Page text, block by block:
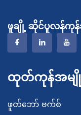
ဖူချို့ ဆိုင်ပူလန်ကု
ထုတ်ကုန်အမျို
ဖူတ်ဘော် ဗက်စ်